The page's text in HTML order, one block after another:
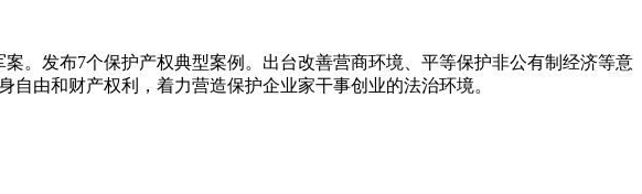
。发布7个保护产权典型案例。出台改善营商环境、平等保护非公有制经济等意
由和财产权利，着力营造保护企业家干事创业的法治环境。